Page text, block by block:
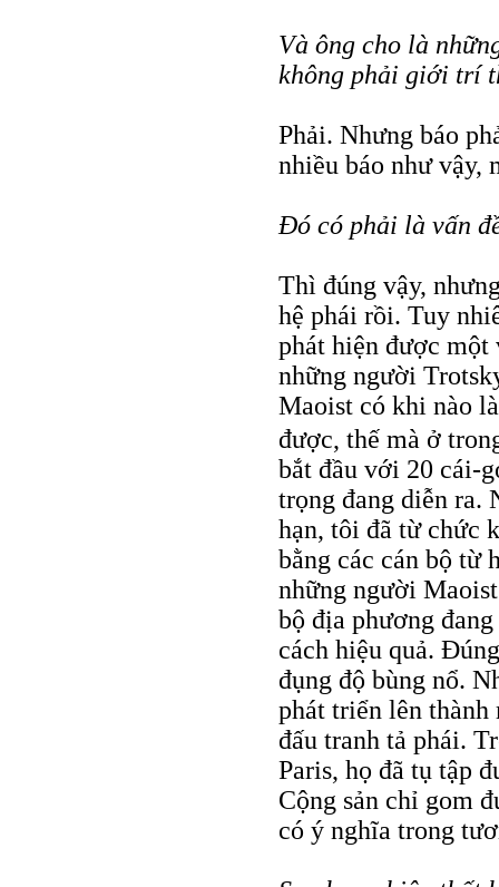
Và ông cho là
không phải giới trí
Phải. Nhưng báo
nhiều báo như vậy,
Đó có phải là vấn
Thì đúng vậy,
hệ phái rồi. Tuy
phát hiện được
những người
Maoist có khi nào
được, thế mà ở
bắt đầu với 20 cái-
trọng đang diễn ra.
hạn, tôi đã từ chức
bằng các cán bộ từ
những người
bộ địa phương
cách hiệu quả.
đụng độ bùng nổ.
phát triển lên thành
đấu tranh tả phái.
Paris, họ đã tụ tập
Cộng sản chỉ gom
có ý nghĩa trong